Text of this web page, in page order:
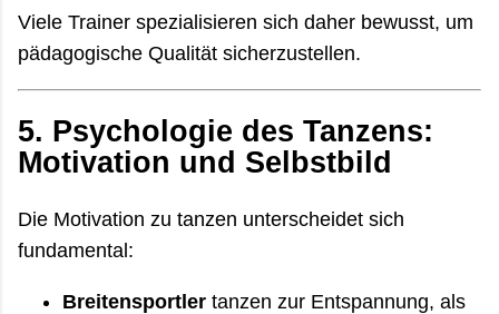
Viele Trainer spezialisieren sich daher bewusst, um
pädagogische Qualität sicherzustellen.
5. Psychologie des Tanzens:
Motivation und Selbstbild
Die Motivation zu tanzen unterscheidet sich
fundamental:
Breitensportler tanzen zur Entspannung, als